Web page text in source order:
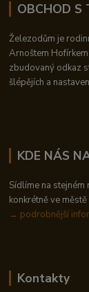
OBCHOD S
Železodům je
Arnoštem
zbudovaný odkaz
šlépějích a
KDE NÁS
Sídlíme na
konkrétně ve
→ podrobnější
Kontakty